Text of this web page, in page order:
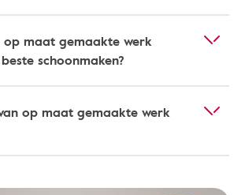
op maat gemaakte werk
schoonmaken?
op maat gemaakte werk